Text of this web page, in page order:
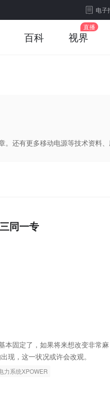
电子
百科 视界
还有更多移动电源等技术资料
同一专
本固定了，如果将来想改变非常麻
现，这一状况或许会改观。
力系统XPOWER